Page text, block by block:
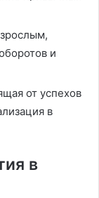
и
от успехов
в
в